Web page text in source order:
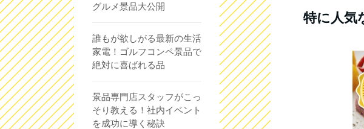
グルメ景品大公開
誰もが欲しがる最新の生活
家電！ゴルフコンペ景品で
絶対に喜ばれる品
景品専門店スタッフがこっ
そり教える！社内イベント
を成功に導く秘訣
特に人気